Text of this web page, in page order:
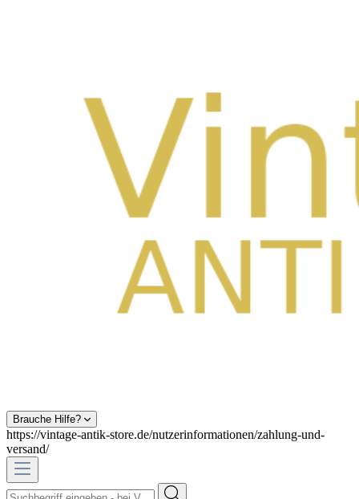
Brauche Hilfe?
https://vintage-antik-store.de/nutzerinformationen/zahlung-und-
versand/